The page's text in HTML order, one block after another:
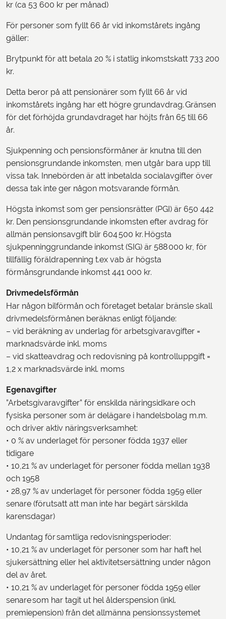
kr (ca 53 600 kr per månad)
För personer som fyllt 66 år vid inkomstårets ingång
gäller:
Brytpunkt för att betala 20 % i statlig inkomstskatt 733 200
kr.
Detta beror på att pensionärer som fyllt 66 år vid
inkomstårets ingång har ett högre grundavdrag. Gränsen
för det förhöjda grundavdraget har höjts från 65 till 66
år.
Sjukpenning och pensionsförmåner är knutna till den
pensionsgrundande inkomsten, men utgår bara upp till
vissa tak. Innebörden är att inbetalda socialavgifter över
dessa tak inte ger någon motsvarande förmån.
Högsta inkomst som ger pensionsrätter (PGI) är 650 442
kr. Den pensionsgrundande inkomsten efter avdrag för
allmän pensionsavgift blir 604 500 kr. Högsta
sjukpenninggrundande inkomst (SIG) är 588 000 kr, för
tillfällig föräldrapenning t.ex vab är högsta
förmånsgrundande inkomst 441 000 kr.
Drivmedelsförmån
Har någon bilförmån och företaget betalar bränsle skall
drivmedelsförmånen beräknas enligt följande:
– vid beräkning av underlag för arbetsgivaravgifter =
marknadsvärde inkl. moms
– vid skatteavdrag och redovisning på kontrolluppgift =
1,2 x marknadsvärde inkl. moms
Egenavgifter
”Arbetsgivaravgifter” för enskilda näringsidkare och
fysiska personer som är delägare i handelsbolag m.m.
och driver aktiv näringsverksamhet:
• 0 % av underlaget för personer födda 1937 eller
tidigare
• 10,21 % av underlaget för personer födda mellan 1938
och 1958
• 28,97 % av underlaget för personer födda 1959 eller
senare (förutsatt att man inte har begärt särskilda
karensdagar)
Undantag för samtliga redovisningsperioder:
• 10,21 % av underlaget för personer som har haft hel
sjukersättning eller hel aktivitetsersättning under någon
del av året.
• 10,21 % av underlaget för personer födda 1959 eller
senare som har tagit ut hel ålderspension (inkl.
premiepension) från det allmänna pensionssystemet